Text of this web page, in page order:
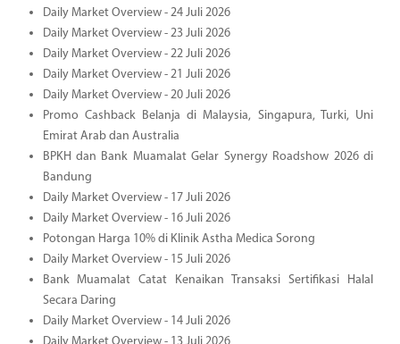
Daily Market Overview - 24 Juli 2026
Daily Market Overview - 23 Juli 2026
Daily Market Overview - 22 Juli 2026
Daily Market Overview - 21 Juli 2026
Daily Market Overview - 20 Juli 2026
Promo Cashback Belanja di Malaysia, Singapura, Turki, Uni
Emirat Arab dan Australia
BPKH dan Bank Muamalat Gelar Synergy Roadshow 2026 di
Bandung
Daily Market Overview - 17 Juli 2026
Daily Market Overview - 16 Juli 2026
Potongan Harga 10% di Klinik Astha Medica Sorong
Daily Market Overview - 15 Juli 2026
Bank Muamalat Catat Kenaikan Transaksi Sertifikasi Halal
Secara Daring
Daily Market Overview - 14 Juli 2026